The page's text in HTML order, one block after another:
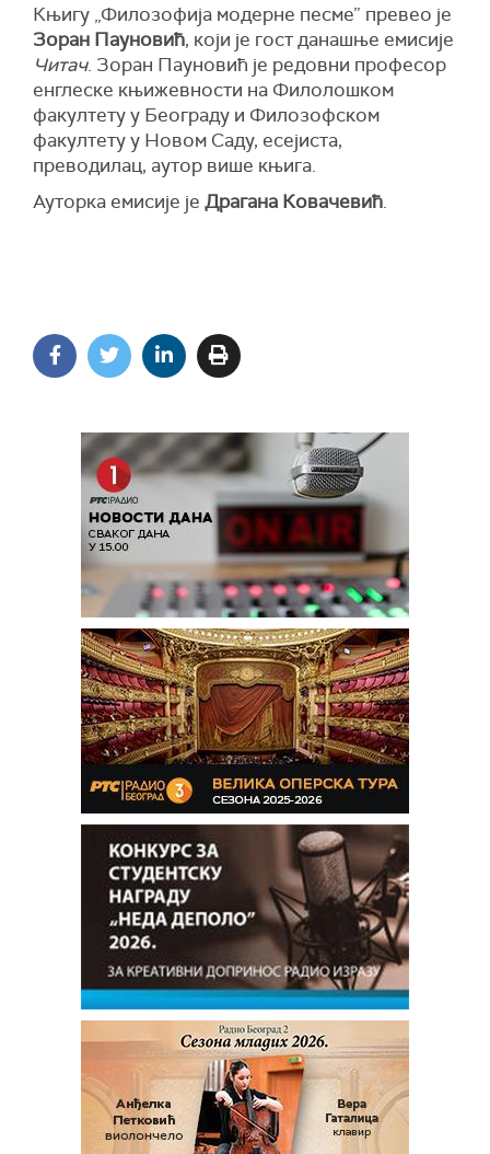
Књигу „Филозофија модерне песме” превео је
Зоран Пауновић, који је гост данашње емисије
Читач. Зоран Пауновић је редовни професор
енглеске књижевности на Филолошком
факултету у Београду и Филозофском
факултету у Новом Саду, есејиста,
преводилац, аутор више књига.
Ауторка емисије је Драгана Ковачевић.